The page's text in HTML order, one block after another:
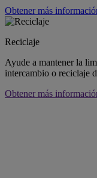
Obtener más
Reciclaje
Ayude a mantener la
intercambio o reciclaje
Obtener más